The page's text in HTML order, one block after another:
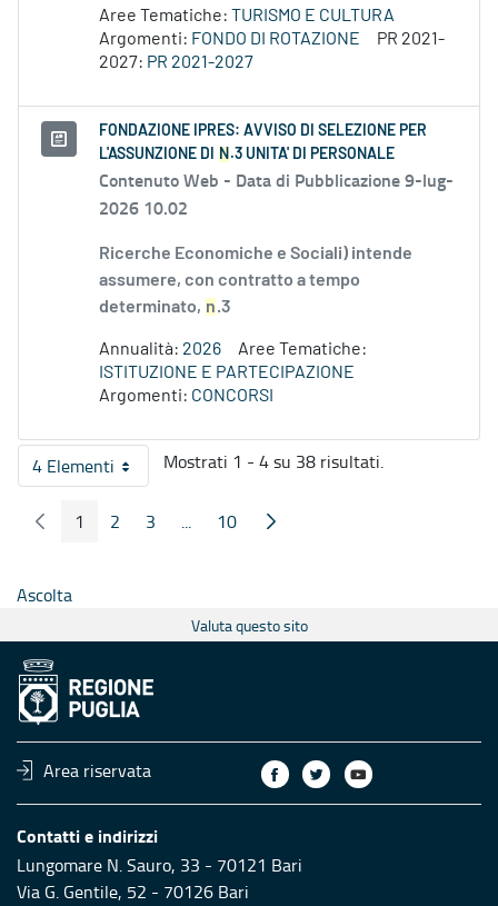
Aree Tematiche: TURISMO E CULTURA
Argomenti: FONDO DI ROTAZIONE
PR 2021-
2027: PR 2021-2027
FONDAZIONE IPRES: AVVISO DI SELEZIONE PER
L'ASSUNZIONE DI
N .3 UNITA' DI PERSONALE
Contenuto Web - Data di Pubblicazione 9-lug-
2026 10.02
Ricerche Economiche e Sociali) intende
assumere, con contratto a tempo
determinato, n.3
Annualità: 2026
Aree Tematiche:
ISTITUZIONE E PARTECIPAZIONE
Argomenti: CONCORSI
4 ElementiPer pagina
Mostrati 1 - 4 su 38 risultati.
Pagina Precedente
Pagina
1 Pagina
2 Pagina
3 ...
Pagine intermedie
Pagina
10 Pagina Seguente
Ascolta
Valuta questo sito
Area riservata
Contatti e indirizzi
Lungomare N. Sauro, 33 - 70121 Bari
Via G. Gentile, 52 - 70126 Bari